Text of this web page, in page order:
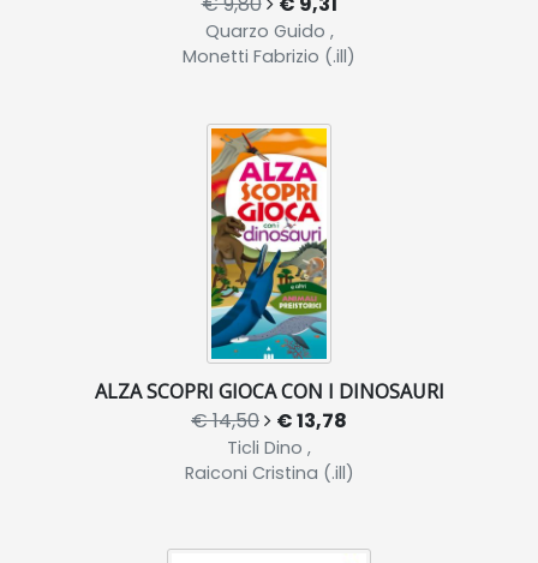
Quarzo Guido ,
Monetti Fabrizio (.ill)
ALZA SCOPRI GIOCA CON I DINOSAURI
€ 14,50 € 13,78
Ticli Dino ,
Raiconi Cristina (.ill)